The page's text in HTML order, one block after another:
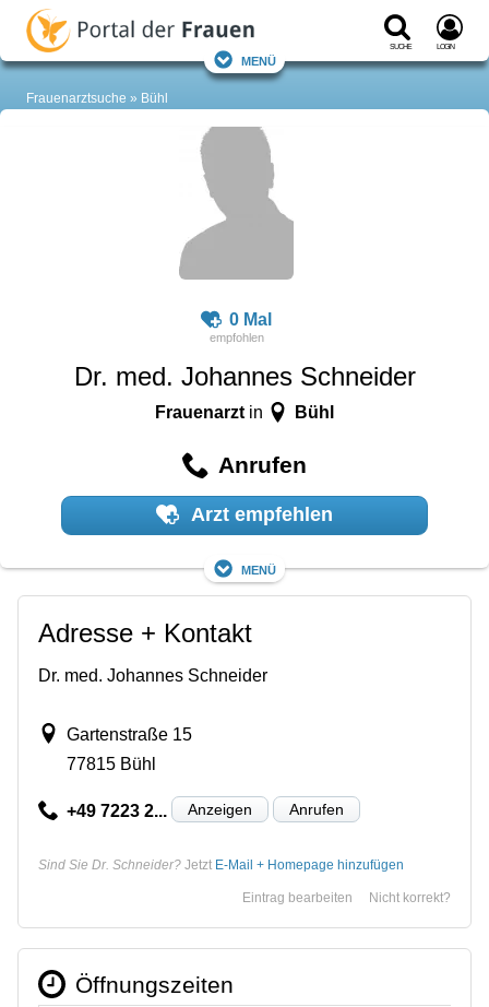
Suche Login
Menü
Frauenarztsuche Bühl
0 Mal
Dr. med. Johannes Schneider
Frauenarztin Bühl
Anrufen
Arzt empfehlen
Menü
Adresse + Kontakt
Dr. med. Johannes Schneider
Gartenstraße 15
77815 Bühl
+49 7223 2... Anzeigen Anrufen
Sind Sie Dr. Schneider? Jetzt E-Mail + Homepage hinzufügen
Nicht korrekt?
Eintrag bearbeiten
Öffnungszeiten